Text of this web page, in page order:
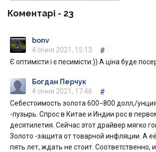
Коментарі - 23
bonv
4 січня 2021, 15:13
#
Є оптимісти і є песимісти:)) А ціна буде
Богдан Перчук
4 січня 2021, 17:46
#
Себестоимость золота 600−800 долл,/
-пузырь. Спрос в Китае и Индии рос в
десятилетия. Сейчас этот драйвер мягко
Золото -защита от товарной инфляции. А
пять лет, ждать не стоит. Соответственно,